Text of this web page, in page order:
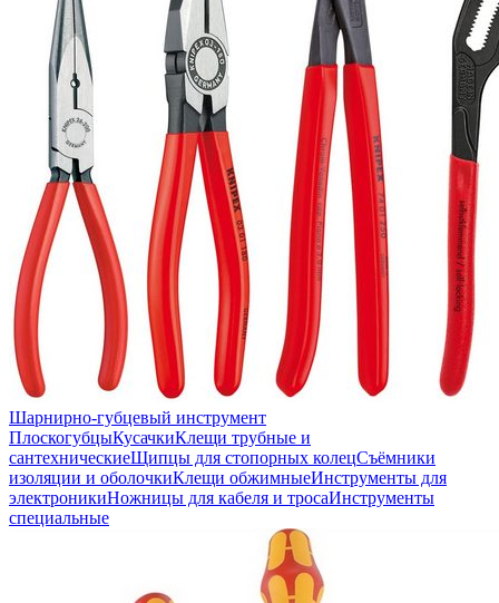
Шарнирно-губцевый инструмент
ПлоскогубцыКусачкиКлещи трубные и
сантехническиеЩипцы для стопорных колецСъёмники
изоляции и оболочкиКлещи обжимныеИнструменты для
электроникиНожницы для кабеля и тросаИнструменты
специальные